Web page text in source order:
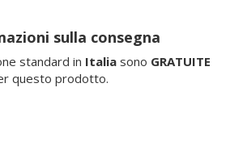
sulla consegna
standard in Italiasono GRATUITE
questo prodotto.